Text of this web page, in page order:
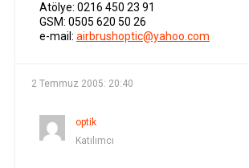
Atölye: 0216 450 23 91
GSM: 0505 620 50 26
e-mail: airbrushoptic@yahoo.com
2 Temmuz 2005: 20:40
optik
Katılımcı